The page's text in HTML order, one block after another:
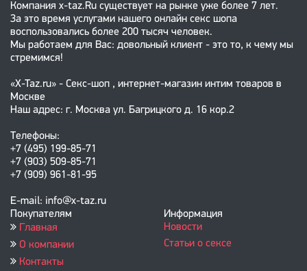
Компания x-taz.Ru существует на рынке уже более 7 лет.
За это время услугами нашего онлайн секс шопа
воспользовались более 200 тысяч человек.
Мы работаем для Вас: довольный клиент - это то, к чему мы
стремимся!
«X-Taz.ru» - Секс-шоп , интернет-магазин интим товаров в
Москве
Наш адрес: г. Москва ул. Багрицкого д. 16 кор.2
Телефоны:
+7 (495) 199-85-71
+7 (903) 509-85-71
+7 (909) 961-81-95
E-mail: info@x-taz.ru
Покупателям
Главная
О компании
Контакты
Информация
Новости
Статьи о сексе